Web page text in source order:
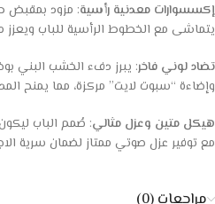
إكسسوارات معدنية رأسية: مزود بمقبض
يتماشى مع الخطوط الرأسية للباب
تضاد لوني فاخر: يبرز دفء الخشب البني
وإضاءة “سبوت لايت” مركزة، مما يمنح
هيكل متين وعزل مثالي: صُمم الباب
مع توفير عزل صوتي ممتاز لضمان سرية